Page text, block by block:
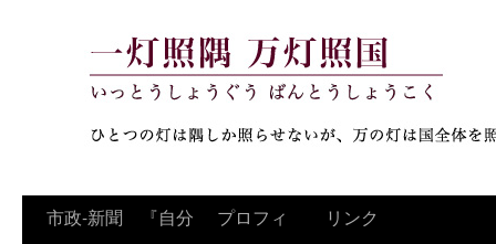
コ市政‐新聞 『自分
プロフィ
リンク